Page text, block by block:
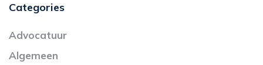
Categories
Advocatuur
Algemeen